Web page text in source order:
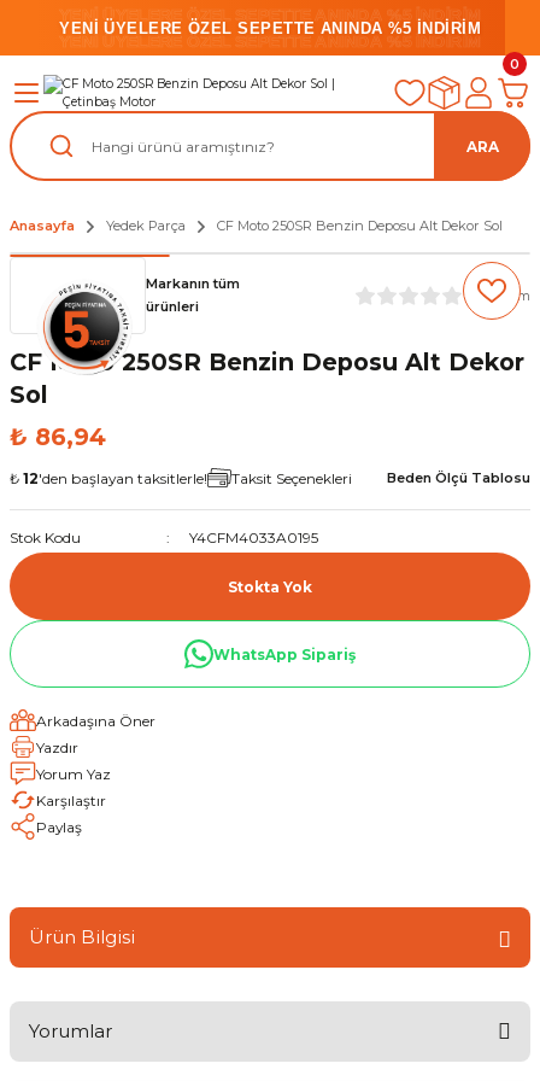
YENİ ÜYELERE ÖZEL SEPETTE ANINDA %5 İNDİRİM
YENİ ÜYELERE ÖZEL SEPETTE ANINDA %5 İNDİRİM
YENİ ÜYELERE ÖZEL SEPETTE ANINDA %5 İNDİRİM
ARA
0
Anasayfa Yedek Parça CF Moto 250SR Benzin Deposu Alt Dekor Sol
Markanın tüm
ürünleri
(0) Yorum
CF Moto 250SR Benzin Deposu Alt Dekor
Sol
₺ 86,94
₺ 12'den başlayan taksitlerle! Taksit Seçenekleri Beden Ölçü Tablosu
Stok Kodu Y4CFM4033A0195
Stokta Yok
WhatsApp Sipariş
Arkadaşına Öner
Yazdır
Yorum Yaz
Karşılaştır
Paylaş
Ürün Bilgisi
Yorumlar